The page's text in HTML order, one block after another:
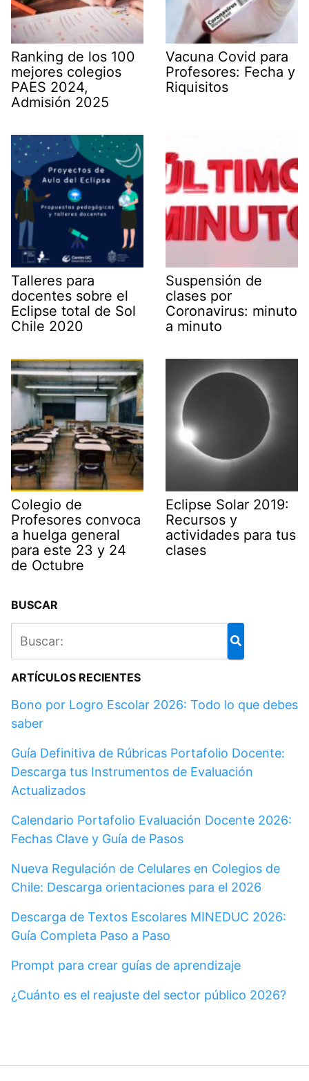
Ranking de los 100
mejores colegios
PAES 2024,
Admisión 2025
Vacuna Covid para
Profesores: Fecha y
Riquisitos
Talleres para
docentes sobre el
Eclipse total de Sol
Chile 2020
Suspensión de
clases por
Coronavirus: minuto
a minuto
Colegio de
Profesores convoca
a huelga general
para este 23 y 24
de Octubre
Eclipse Solar 2019:
Recursos y
actividades para tus
clases
BUSCAR
ARTÍCULOS RECIENTES
Bono por Logro Escolar 2026: Todo lo que debes
saber
Guía Definitiva de Rúbricas Portafolio Docente:
Descarga tus Instrumentos de Evaluación
Actualizados
Calendario Portafolio Evaluación Docente 2026:
Fechas Clave y Guía de Pasos
Nueva Regulación de Celulares en Colegios de
Chile: Descarga orientaciones para el 2026
Descarga de Textos Escolares MINEDUC 2026:
Guía Completa Paso a Paso
Prompt para crear guías de aprendizaje
¿Cuánto es el reajuste del sector público 2026?